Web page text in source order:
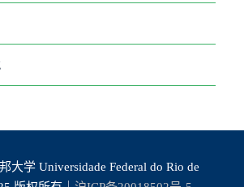
大学 Universidade Federal do Rio de